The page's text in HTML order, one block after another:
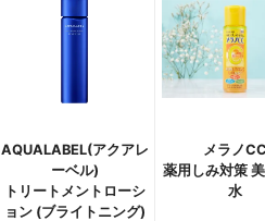
AQUALABEL(アクアレ
ーベル)
トリートメントローシ
ョン (ブライトニング)
メラノ
薬用しみ対策
水